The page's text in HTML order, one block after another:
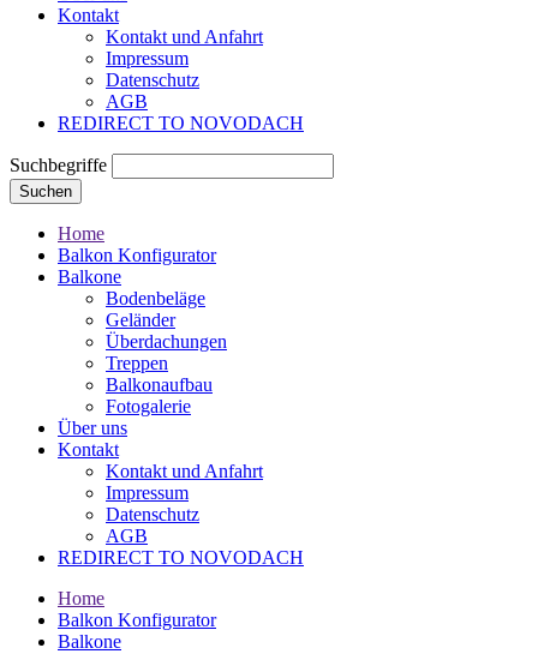
Kontakt
Kontakt und Anfahrt
Impressum
Datenschutz
AGB
REDIRECT TO NOVODACH
Suchbegriffe
Suchen
Home
Balkon Konfigurator
Balkone
Bodenbeläge
Geländer
Überdachungen
Treppen
Balkonaufbau
Fotogalerie
Über uns
Kontakt
Kontakt und Anfahrt
Impressum
Datenschutz
AGB
REDIRECT TO NOVODACH
Home
Balkon Konfigurator
Balkone